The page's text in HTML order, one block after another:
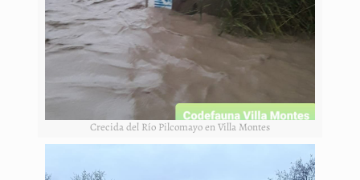
Crecida del Río Pilcomayo en Villa Montes